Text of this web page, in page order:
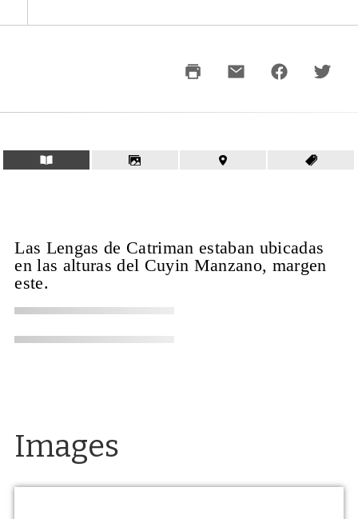
Las Lengas de Catriman estaban ubicadas
en las alturas del Cuyin Manzano, margen
este.
Images